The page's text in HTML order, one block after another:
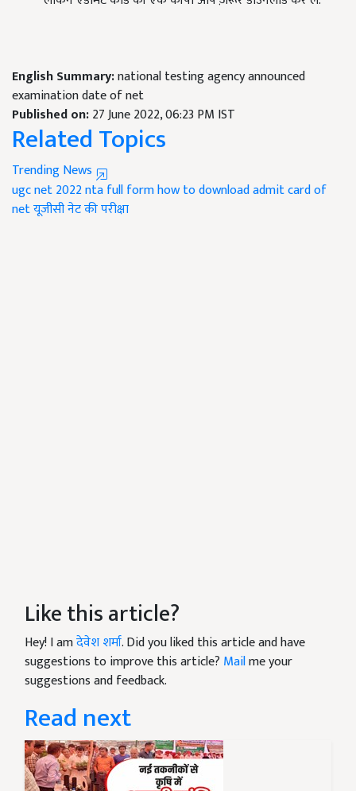
English Summary:national testing agency announced
examination date of net
Published on:27 June 2022, 06:23 PM IST
Related Topics
Trending News
ugc net 2022nta full formhow to download admit card of
netयूजीसी नेट की परीक्षा
Like this article?
Hey! I amदेवेश शर्मा. Did you liked this article and have
suggestions to improve this article? Mailme your
suggestions and feedback.
Read next